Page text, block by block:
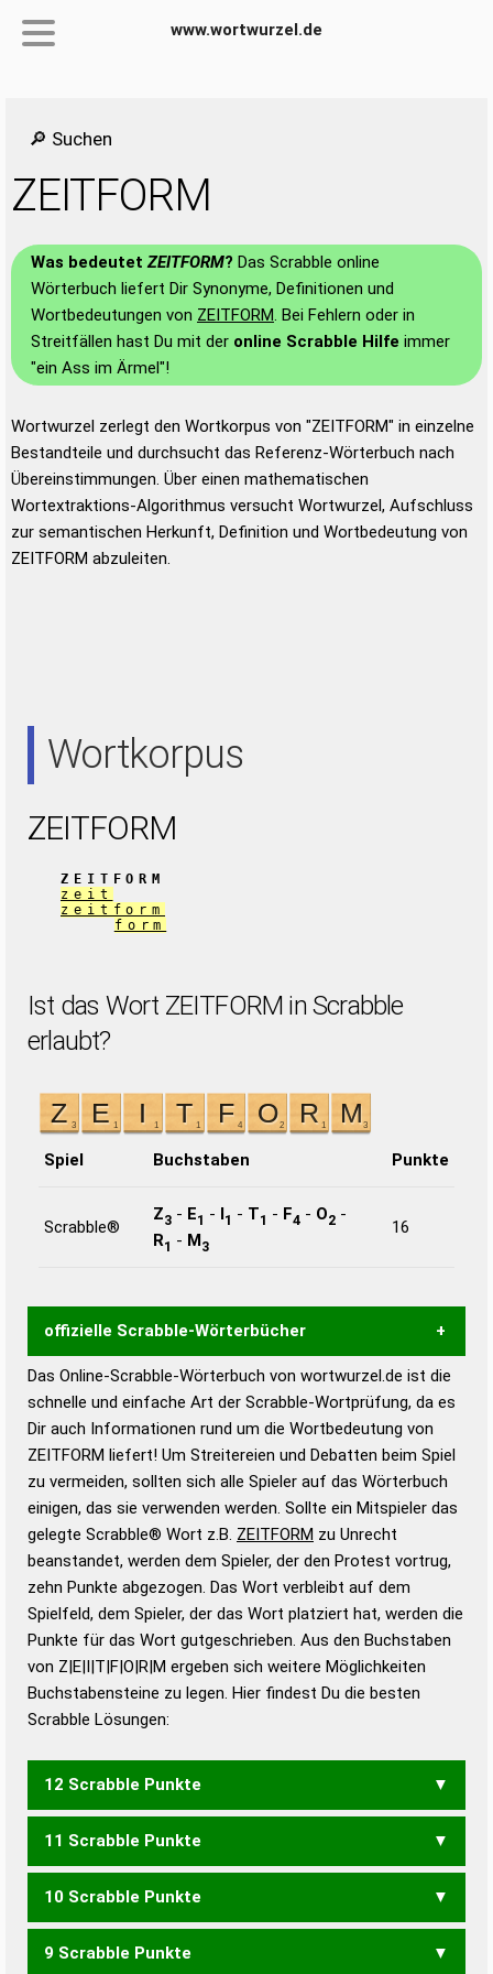
www.wortwurzel.de
🔎 Suchen
ZEITFORM
Was bedeutetZEITFORM? Das Scrabble online
Wörterbuch liefert Dir Synonyme, Definitionen und
Wortbedeutungen von ZEITFORM. Bei Fehlern oder in
Streitfällen hast Du mit der online Scrabble Hilfe immer
"ein Ass im Ärmel"!
Wortwurzel zerlegt den Wortkorpus von "ZEITFORM" in einzelne
Bestandteile und durchsucht das Referenz-Wörterbuch nach
Übereinstimmungen. Über einen mathematischen
Wortextraktions-Algorithmus versucht Wortwurzel, Aufschluss
zur semantischen Herkunft, Definition und Wortbedeutung von
ZEITFORM abzuleiten.
Wortkorpus
ZEITFORM
ZEITFORM
zeit
zeitform
form
Ist das Wort ZEITFORM in Scrabble
erlaubt?
Spiel Buchstaben Punkte
Scrabble®
Z3 - E1 - I1 - T1 - F4 - O2 -
R1 - M3
16
offizielle Scrabble-Wörterbücher
Wortwurzel liefert mit Hilfe eines semantischen
Wortanalyse-Algorithmus gute Anhaltspunkte zu
Wortbedeutung, Worttrennung und Wortform, um die
Gültigkeit eines Wortes für das Scrabble-Spiel zu
bestimmen!
zugelassene Turnier Scrabble-
Wörterbücher sind:
Duden – Standardwerk in 12 Bänden
Duden – Richtiges und gutes
Deutsch
Duden – Die deutsche Grammatik
Duden – Deutsches
Das Online-Scrabble-Wörterbuch von wortwurzel.de ist die
schnelle und einfache Art der Scrabble-Wortprüfung, da es
Dir auch Informationen rund um die Wortbedeutung von
ZEITFORM liefert! Um Streitereien und Debatten beim Spiel
zu vermeiden, sollten sich alle Spieler auf das Wörterbuch
einigen, das sie verwenden werden. Sollte ein Mitspieler das
gelegte Scrabble® Wort z.B. ZEITFORM zu Unrecht
beanstandet, werden dem Spieler, der den Protest vortrug,
zehn Punkte abgezogen. Das Wort verbleibt auf dem
Spielfeld, dem Spieler, der das Wort platziert hat, werden die
Punkte für das Wort gutgeschrieben. Aus den Buchstaben
von Z|E|I|T|F|O|R|M ergeben sich weitere Möglichkeiten
Buchstabensteine zu legen. Hier findest Du die besten
Scrabble Lösungen:
12 Scrabble Punkte
EIFORM FORMET FORMTE
11 Scrabble Punkte
FORME FORMT FOTZE
10 Scrabble Punkte
FOTZ ZOFE FIRME FIRMT
9 Scrabble Punkte